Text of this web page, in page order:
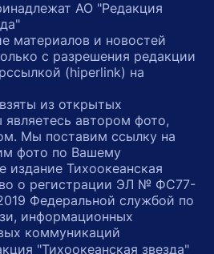
АО "Редакция
материалов и новостей
с разрешения редакции
(hiperlink) на
из открытых
автором фото,
Мы поставим ссылку на
фото по Вашему
издание Тихоокеанская
о регистрации ЭЛ № ФС77-
Федеральной службой по
информационных
коммуникаций
"Тихоокеанская звезда"